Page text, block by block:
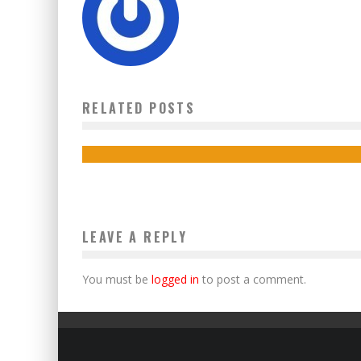
RELATED POSTSTIDAK DIKENAL
LEAVE A REPLY
You must be logged in to post a comment.